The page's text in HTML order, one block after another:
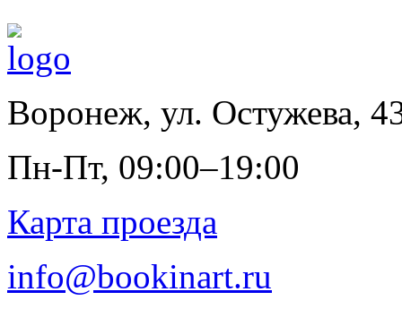
Воронеж, ул. Остужева,
Пн-Пт, 09:00–19:00
Карта проезда
info@bookinart.ru